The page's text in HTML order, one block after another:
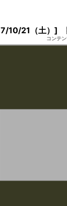
10/21（土）]
コンテ